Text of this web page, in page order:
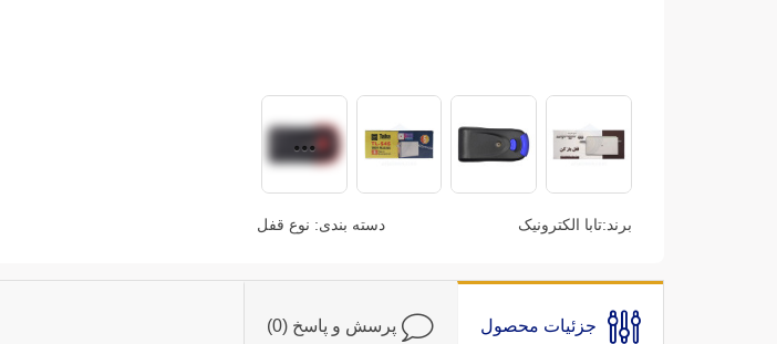
برند:تابا الکترونیک دسته بندی: نوع قفل
جزئیات محصول پرسش و پاسخ (0)